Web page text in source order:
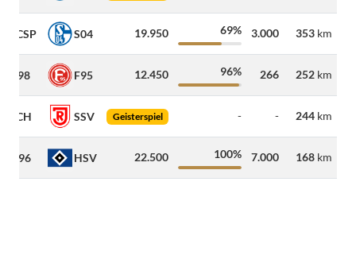
FCSP S04 19.950 69% 3.000 353 km
D98 F95 12.450 96% 266 252 km
FCH SSV Geisterspiel - - 244 km
H96 HSV 22.500 100% 7.000 168 km